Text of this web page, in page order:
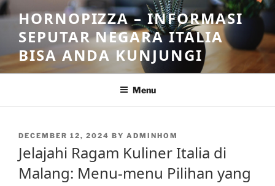
Skip
to
content
HORNOPIZZA – INFORMASI
SEPUTAR NEGARA ITALIA
BISA ANDA KUNJUNGI
Menu
POSTED
DECEMBER 12, 2024 BY ADMINHOM
Jelajahi Ragam Kuliner Italia di
Malang: Menu-menu Pilihan yang